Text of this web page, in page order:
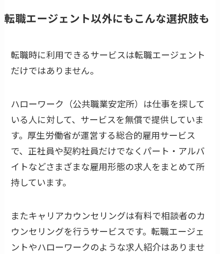
転職エージェント以外にもこんな選択肢も
転職時に利用できるサービスは転職エージェント
だけではありません。
ハローワーク（公共職業安定所）は仕事を探して
いる人に対して、サービスを無償で提供していま
す。厚生労働省が運営する総合的雇用サービス
で、正社員や契約社員だけでなくパート・アルバ
イトなどさまざまな雇用形態の求人をまとめて所
持しています。
またキャリアカウンセリングは有料で相談者のカ
ウンセリングを行うサービスです。転職エージェ
ントやハローワークのような求人紹介はありませ